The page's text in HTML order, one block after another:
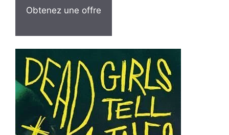
Obtenez une offre